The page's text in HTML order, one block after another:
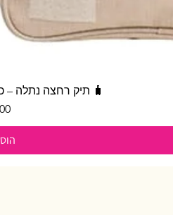
🧳 תיק רחצה נתלה